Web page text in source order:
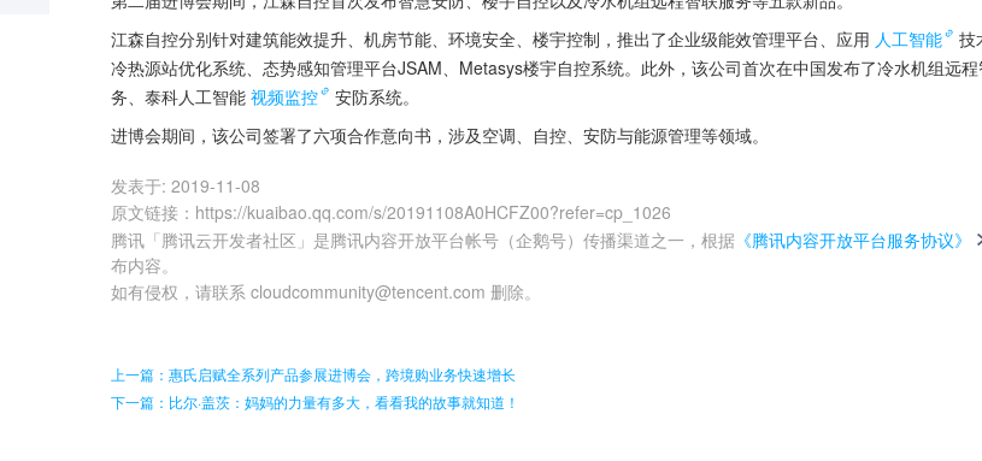
江森自控分别针对建筑能效提升、机房节能、环境安全、楼宇控制，推出了企业级能效管理平台、应用 人工智能
技
冷热源站优化系统、态势感知管理平台JSAM、Metasys楼宇自控系统。此外，该公司首次在中国发布了冷水机组远
务、泰科人工智能 视频监控
安防系统。
进博会期间，该公司签署了六项合作意向书，涉及空调、自控、安防与能源管理等领域。
发表于: 2019-11-08
原文链接 ： https://kuaibao.qq.com/s/20191108A0HCFZ00?refer=cp_1026
腾讯「腾讯云开发者社区」是腾讯内容开放平台帐号（企鹅号）传播渠道之一，根据 《腾讯内容开放平台服务协议》
布内容。
如有侵权，请联系 cloudcommunity@tencent.com 删除。
上一篇：惠氏启赋全系列产品参展进博会，跨境购业务快速增长
下一篇：比尔·盖茨：妈妈的力量有多大，看看我的故事就知道！